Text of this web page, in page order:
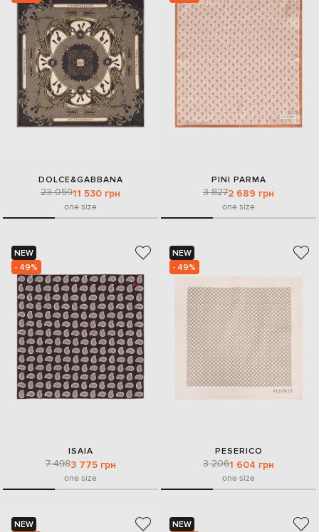
DOLCE&GABBANA
23 05911 530 грн
one size
PINI PARMA
3 8272 689 грн
one size
NEW
- 49%
ISAIA
7 4983 775 грн
one size
NEW
- 49%
PESERICO
3 2061 604 грн
one size
NEW
NEW